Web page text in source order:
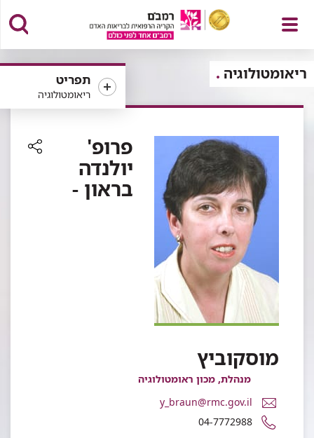
פתח
תפריט
תפריט
ריאומטולוגיה
ריאומטולוגיה
פרופ'
יולנדה
בראון -
מוסקוביץ
מנהלת, מכון ראומטולוגיה
דואר
אלקטרוני
פרופ'
y_braun@rmc.gov.il
מספר
טלפון
04-7772988